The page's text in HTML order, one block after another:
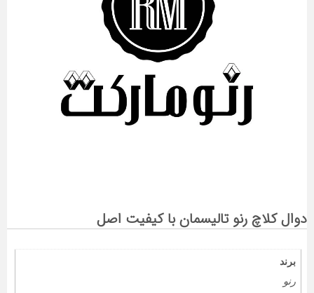
دوال کلاچ رنو تالیسمان با کیفیت اصل
برند
رنو